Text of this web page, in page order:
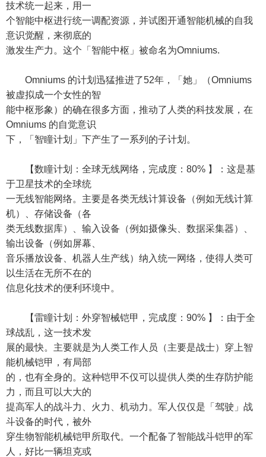
技术统一起来，用一
个智能中枢进行统一调配资源，并试图开通智能机械的自我
意识觉醒，来彻底的
激发生产力。这个「智能中枢」被命名为Omniums.
Omniums 的计划迅猛推进了52年，「她」（Omniums
被虚拟成一个女性的智
能中枢形象）的确在很多方面，推动了人类的科技发展，在
Omniums 的自觉意识
下，「智瞳计划」下产生了一系列的子计划。
【数瞳计划：全球无线网络，完成度：80% 】：这是基
于卫星技术的全球统
一无线智能网络。主要是各类无线计算设备（例如无线计算
机）、存储设备（各
类无线数据库）、输入设备（例如摄像头、数据采集器）、
输出设备（例如屏幕、
音乐播放设备、机器人生产线）纳入统一网络，使得人类可
以生活在无所不在的
信息化技术的便利环境中。
【雷瞳计划：外穿智械铠甲，完成度：90% 】：由于全
球战乱，这一技术发
展的最快。主要就是为人类工作人员（主要是战士）穿上智
能机械铠甲，有局部
的，也有全身的。这种铠甲不仅可以提供人类的生存防护能
力，而且可以大大的
提高军人的战斗力、火力、机动力。军人仅仅是「驾驶」战
斗设备的时代，被外
穿生物智能机械铠甲所取代。一个配备了智能战斗铠甲的军
人，好比一辆坦克或